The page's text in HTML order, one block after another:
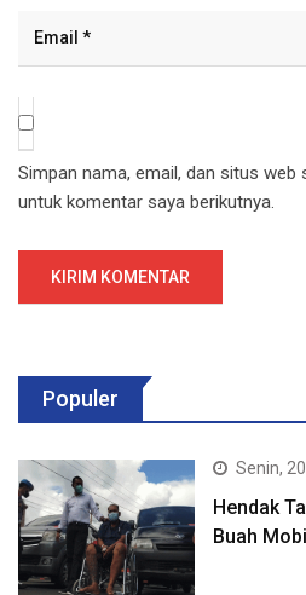
Simpan nama, email, dan situs web
untuk komentar saya berikutnya.
Populer
Senin,
Hendak
Buah